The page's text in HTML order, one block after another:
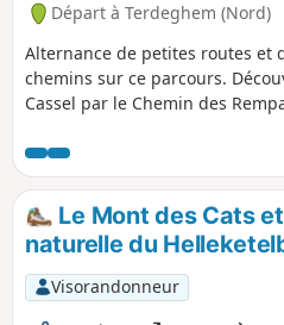
Départ à Terdeghem (Nord)
Alternance de petites routes et
chemins sur ce parcours.
Cassel par le Chemin des
sommes aux deux tiers de la
Après Cassel, on enchaîne les
pour retrouver Terdeghem.
Le Mont des Cats
naturelle du
Visorandonneur